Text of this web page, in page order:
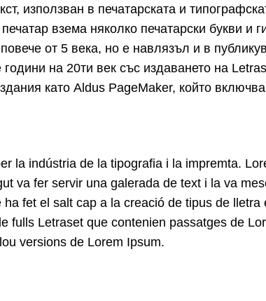
използван в печатарската и
взема няколко печатарски букви и
от 5 века, но е навлязъл и в
на 20ти век със издаването на
като Aldus PageMaker, който
la indústria de la tipografia i la impremta.
va fer servir una galerada de text i la va
fet el salt cap a la creació de tipus de
fulls Letraset que contenien passatges de
versions de Lorem Ipsum.